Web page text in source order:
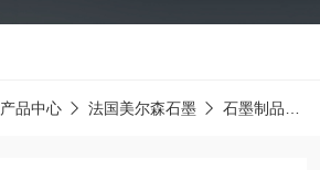
产品中心 法国美尔森石墨 石墨制品